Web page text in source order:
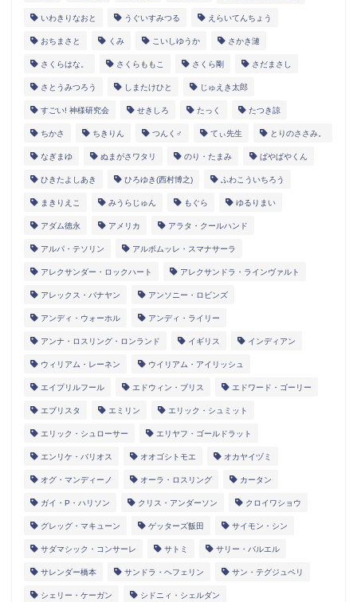
いわきりなおと うぐいすみつる えらいてんちょう
おちまさと くみ こいしゆうか さかき漣
さくらはな。 さくらももこ さくら剛 さだまさし
さとうみつろう しまたけひと じゅえき太郎
すごい! 神様研究会 せきしろ たっく たつき諒
ちかさ ちきりん つんく♂ てぃ先生 とりのささみ。
なぎまゆ ぬまがさワタリ のり・たまみ ぱやぱやくん
ひきたよしあき ひろゆき(西村博之) ふわこういちろう
まきりえこ みうらじゅん もぐら ゆるりまい
アダム徳永 アメリカ アラタ・クールハンド
アルパ・テソリン アルボムッレ・スマナサーラ
アレクサンダー・ロックハート アレクサンドラ・ラインヴァルト
アレックス・バナヤン アンソニー・ロビンズ
アンディ・ウォーホル アンディ・ライリー
アンナ・ロスリング・ロンランド イギリス インディアン
ウィリアム・レーネン ウイリアム・アイリッシュ
エイプリルフール エドウィン・ブリス エドワード・ゴーリー
エブリスタ エミリン エリック・シュミット
エリック・シュローサー エリヤフ・ゴールドラット
エンリケ・バリオス オオゴシトモエ オカヤイヅミ
オグ・マンディーノ オーラ・ロスリング カータン
ガイ・P・ハリソン クリス・アンダーソン クロイワショウ
グレッグ・マキューン ゲッターズ飯田 サイモン・シン
サダマシック・コンサーレ サトミ サリー・バルエル
サレンダー橋本 サンドラ・ヘフェリン サン・テグジュペリ
シェリー・ケーガン シドニィ・シェルダン